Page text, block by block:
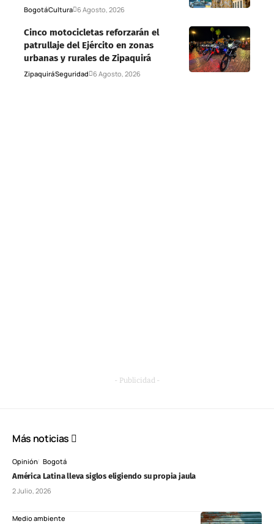
BogotáCultura 6 Agosto, 2026
Cinco motocicletas reforzarán el
patrullaje del Ejército en zonas
urbanas y rurales de Zipaquirá
ZipaquiráSeguridad 6 Agosto, 2026
- Publicidad -
Más noticias
Opinión Bogotá
América Latina lleva siglos eligiendo su propia jaula
2 Julio, 2026
Medio ambiente